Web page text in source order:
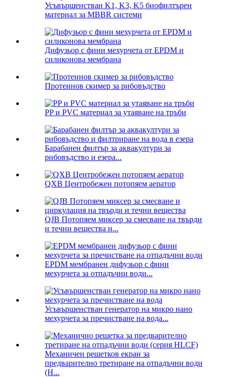
Усъвършенстван K1, K3, K5 биофилтърен
материал за MBBR системи
Дифузьор с фини мехурчета от EPDM и
силиконова мембрана
Протеинов скимер за рибовъдство
PP и PVC материал за утаяване на тръби
Барабанен филтър за аквакултури за
рибовъдство и езера...
QXB Центробежен потопяем аератор
QJB Потопяем миксер за смесване на твърди
и течни вещества и...
EPDM мембранен дифузьор с фини
мехурчета за отпадъчни води...
Усъвършенстван генератор на микро нано
мехурчета за пречистване на вода...
Механичен решетков екран за
предварително третиране на отпадъчни води
(H...